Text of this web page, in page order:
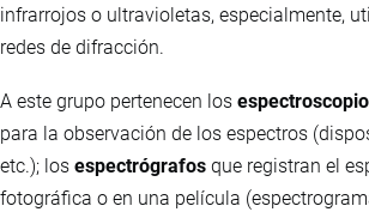
infrarrojos o ultravioletas, especialmente,
redes de difracción.
A este grupo pertenecen los
para la observación de los espectros
etc.); los espectrógrafos que registran el
fotográfica o en una película